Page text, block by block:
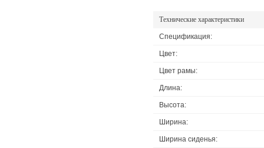
Технические характеристики
Спецификация:
Цвет:
Цвет рамы:
Длина:
Высота:
Ширина:
Ширина сиденья: